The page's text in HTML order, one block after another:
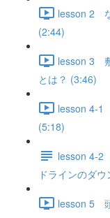
lesson 2
(2:44)
lesson 3
とは？ (3:46)
lesson 4-1
(5:18)
lesson 4-2
ドラインのダ
lesson 5